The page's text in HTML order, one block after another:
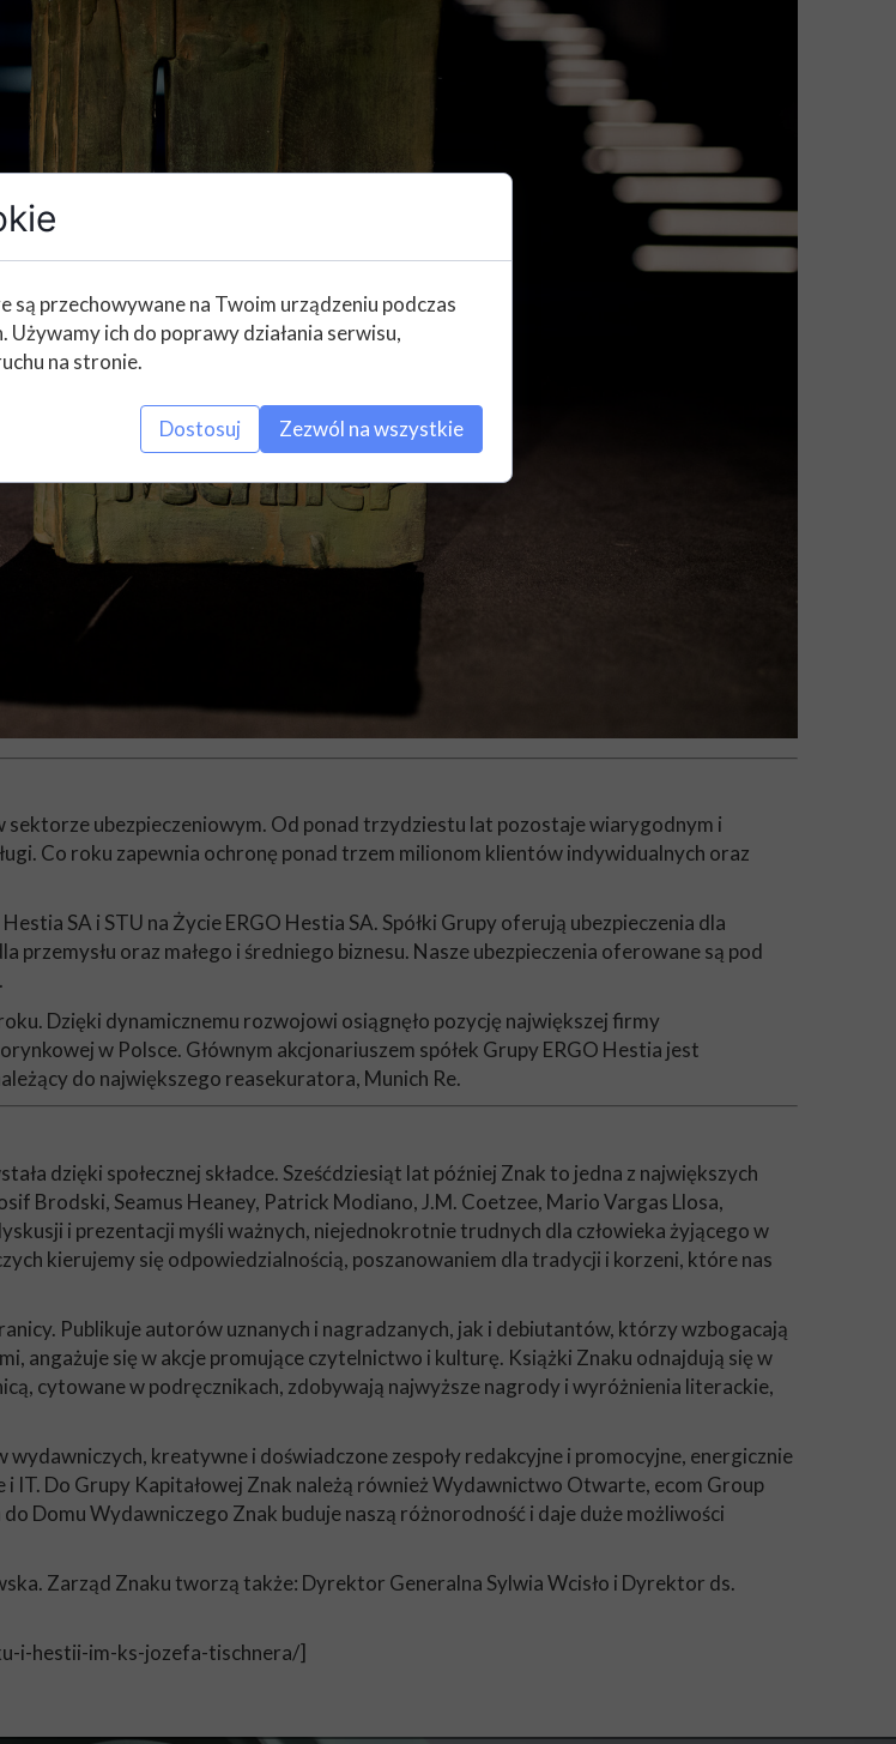
ubezpieczeniowym. Od ponad trzydziestu lat pozostaje wiarygodnym i
Co roku zapewnia ochronę ponad trzem milionom klientów indywidualnych oraz
SA i STU na Życie ERGO Hestia SA. Spółki Grupy oferują ubezpieczenia dla
oraz małego i średniego biznesu. Nasze ubezpieczenia oferowane są pod
Dzięki dynamicznemu rozwojowi osiągnęło pozycję największej firmy
w Polsce. Głównym akcjonariuszem spółek Grupy ERGO Hestia jest
do największego reasekuratora, Munich Re.
dzięki społecznej składce. Sześćdziesiąt lat później Znak to jedna z największych
Brodski, Seamus Heaney, Patrick Modiano, J.M. Coetzee, Mario Vargas Llosa,
i prezentacji myśli ważnych, niejednokrotnie trudnych dla człowieka żyjącego w
kierujemy się odpowiedzialnością, poszanowaniem dla tradycji i korzeni, które nas
Publikuje autorów uznanych i nagradzanych, jak i debiutantów, którzy wzbogacają
angażuje się w akcje promujące czytelnictwo i kulturę. Książki Znaku odnajdują się w
cytowane w podręcznikach, zdobywają najwyższe nagrody i wyróżnienia literackie,
kreatywne i doświadczone zespoły redakcyjne i promocyjne, energicznie
i IT. Do Grupy Kapitałowej Znak należą również Wydawnictwo Otwarte, ecom Group
Domu Wydawniczego Znak buduje naszą różnorodność i daje duże możliwości
Zarząd Znaku tworzą także: Dyrektor Generalna Sylwia Wcisło i Dyrektor ds.
i-hestii-im-ks-jozefa-tischnera/]
są przechowywane na Twoim urządzeniu podczas
ich do poprawy działania serwisu,
na stronie.
Dostosuj Zezwól na wszystkie